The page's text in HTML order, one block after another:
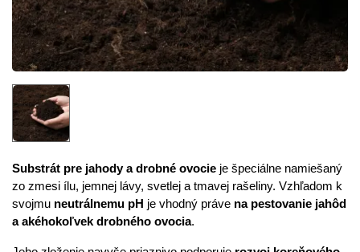
Substrát pre jahody a drobné ovocie je špeciálne namiešaný
zo zmesi ílu, jemnej lávy, svetlej a tmavej rašeliny. Vzhľadom k
svojmu neutrálnemu pH je vhodný práve na pestovanie jahôd
a akéhokoľvek drobného ovocia.